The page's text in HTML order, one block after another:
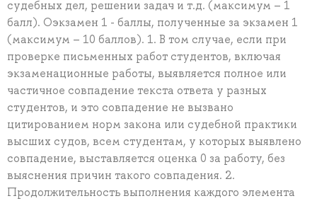
судебных дел, решении задач и т.д. (максимум – 1
балл). Оэкзамен 1 - баллы, полученные за экзамен 1
(максимум – 10 баллов). 1. В том случае, если при
проверке письменных работ студентов, включая
экзаменационные работы, выявляется полное или
частичное совпадение текста ответа у разных
студентов, и это совпадение не вызвано
цитированием норм закона или судебной практики
высших судов, всем студентам, у которых выявлено
совпадение, выставляется оценка 0 за работу, без
выяснения причин такого совпадения. 2.
Продолжительность выполнения каждого элемента